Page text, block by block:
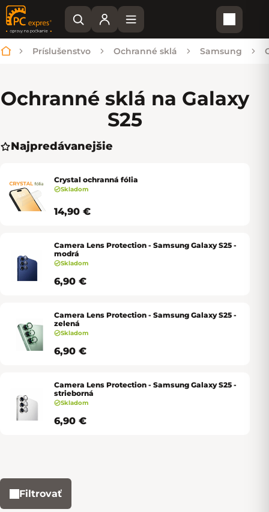
Domov
Príslušenstvo Ochranné sklá Samsung
Ochranné sklá na Galaxy
S25
Najpredávanejšie
Crystal ochranná fólia
Skladom
14,90 €
Camera Lens Protection - Samsung Galaxy S25 -
modrá
Skladom
6,90 €
Camera Lens Protection - Samsung Galaxy S25 -
zelená
Skladom
6,90 €
Camera Lens Protection - Samsung Galaxy S25 -
strieborná
Skladom
6,90 €
Filtrovať
Výpis produktov